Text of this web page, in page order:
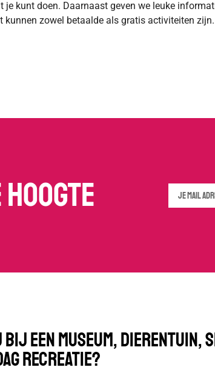
je kunt doen. Daarnaast geven we leuke
kunnen zowel betaalde als gratis activiteiten zijn.
een museum,
recreatie?